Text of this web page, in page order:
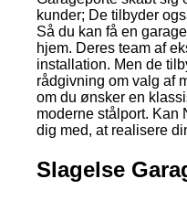
kunder; De tilbyder
Så du kan få en
hjem. Deres team af
installation. Men de
rådgivning om valg af
om du ønsker en
moderne stålport.
dig med, at realisere
Slagelse